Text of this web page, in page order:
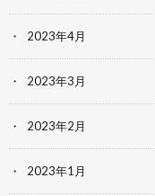
2023年4月
2023年3月
2023年2月
2023年1月